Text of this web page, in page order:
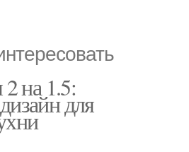
на 1.5:
для